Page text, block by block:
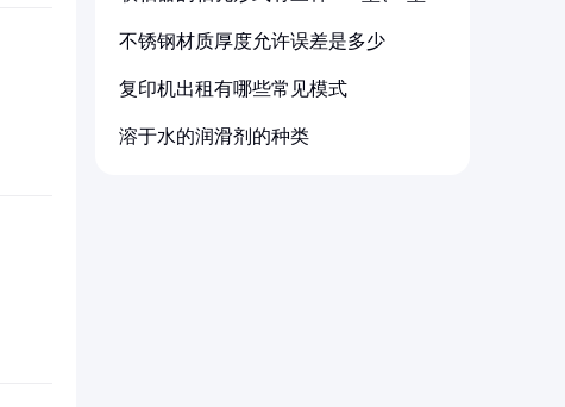
不锈钢材质厚度允许误差是多少
复印机出租有哪些常见模式
溶于水的润滑剂的种类